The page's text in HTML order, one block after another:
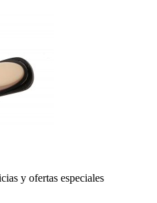
y ofertas especiales